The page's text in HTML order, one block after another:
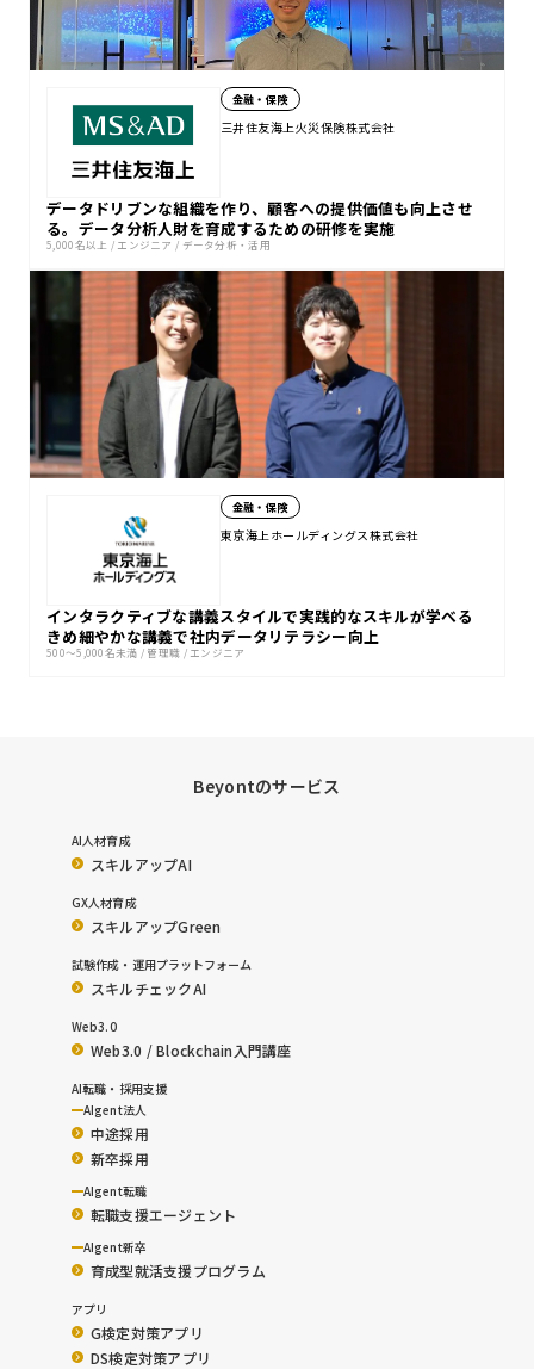
金融・保険
三井住友海上火災保険株式会社
データドリブンな組織を作り、顧客への提供価値も向上させ
る。データ分析人財を育成するための研修を実施
5,000名以上 / エンジニア / データ分析・活用
金融・保険
東京海上ホールディングス株式会社
インタラクティブな講義スタイルで実践的なスキルが学べる
きめ細やかな講義で社内データリテラシー向上
500〜5,000名未満 / 管理職 / エンジニア
Beyontのサービス
AI人材育成
スキルアップAI
GX人材育成
スキルアップGreen
試験作成・運用プラットフォーム
スキルチェックAI
Web3.0
Web3.0 / Blockchain入門講座
AI転職・採用支援
AIgent法人
中途採用
新卒採用
AIgent転職
転職支援エージェント
AIgent新卒
育成型就活支援プログラム
アプリ
G検定対策アプリ
DS検定対策アプリ